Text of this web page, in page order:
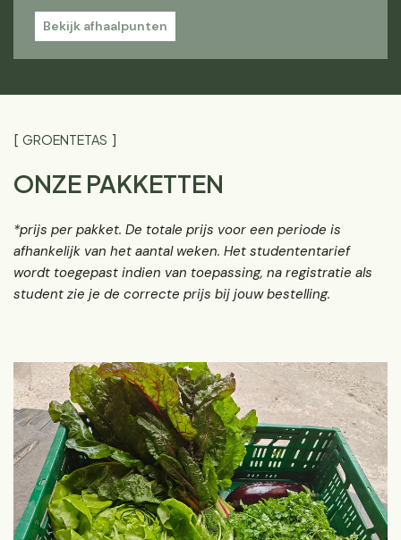
Bekijk afhaalpunten
GROENTETAS
ONZE PAKKETTEN
*prijs per pakket. De totale prijs voor een periode is
afhankelijk van het aantal weken. Het studententarief
wordt toegepast indien van toepassing, na registratie als
student zie je de correcte prijs bij jouw bestelling.